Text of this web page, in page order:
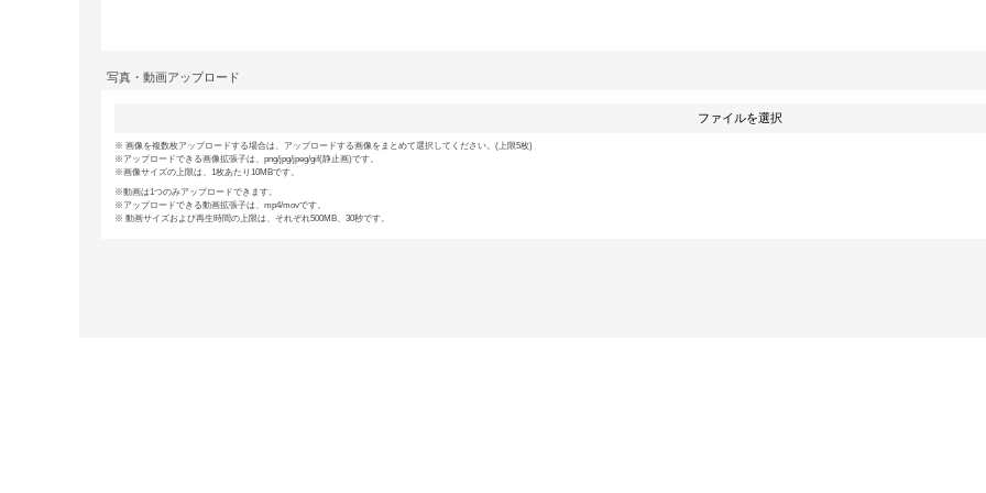
写真・動画アップロード
ファイルを選択
画像を複数枚アップロードする場合は、アップロードする画像をまとめて選択してください。(上限5枚)
アップロードできる画像拡張子は、png/jpg/jpeg/gif(静止画)です。
画像サイズの上限は、1枚あたり10MBです。
動画は1つのみアップロードできます。
アップロードできる動画拡張子は、mp4/movです。
動画サイズおよび再生時間の上限は、それぞれ500MB、30秒です。